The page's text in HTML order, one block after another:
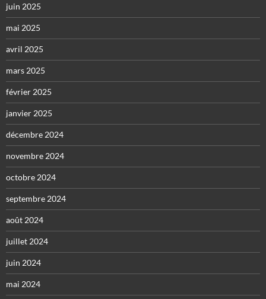
juin 2025
mai 2025
avril 2025
mars 2025
février 2025
janvier 2025
décembre 2024
novembre 2024
octobre 2024
septembre 2024
août 2024
juillet 2024
juin 2024
mai 2024